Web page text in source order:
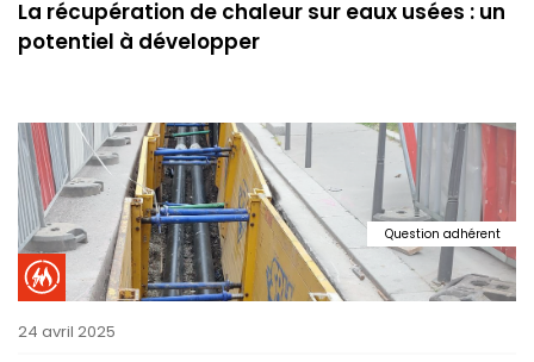
La récupération de chaleur sur eaux usées : un
potentiel à développer
Question adhérent
24 avril 2025